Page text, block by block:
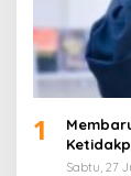
1
Sabtu, 27